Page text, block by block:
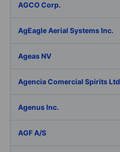
AGCO Corp.
AgEagle Aerial Systems Inc.
Ageas NV
Agencia Comercial Spirits Ltd
Agenus Inc.
AGF A/S